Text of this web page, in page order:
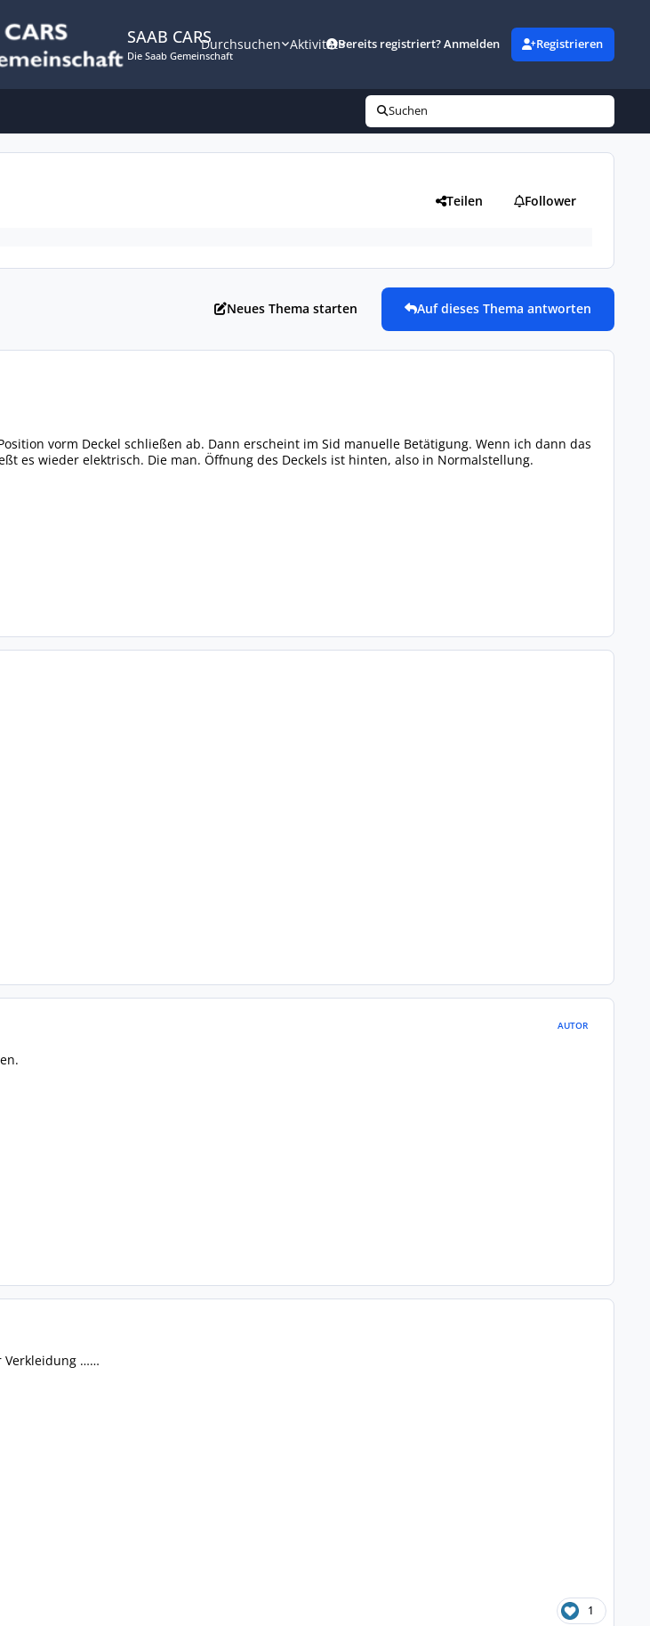
SAAB CARS
Die Saab Gemeinschaft
Durchsuchen AktivitätBereits registriert? Anmelden Registrieren
Suchen
Teilen Follower
Neues Thema starten Auf dieses Thema antworten
vorm Deckel schließen ab. Dann erscheint im Sid manuelle Betätigung. Wenn ich dann das
es wieder elektrisch. Die man. Öffnung des Deckels ist hinten, also in Normalstellung.
AUTOR
Verkleidung ……
1